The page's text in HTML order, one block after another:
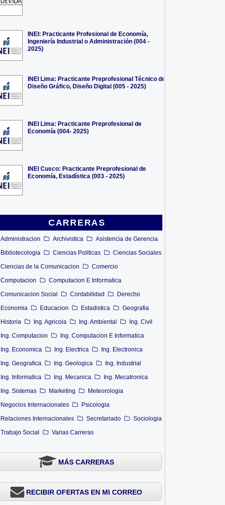
INEI: Practicante Profesional de Economía,
Ingeniería Industrial o Administración (004 -
2025)
INEI Lima: Practicante Preprofesional Técnico de
Diseño Gráfico, Diseño Digital (005 - 2025)
INEI Lima: Practicante Preprofesional de
Economía (004- 2025)
INEI Cusco: Practicante Preprofesional de
Economía, Estadística (003 - 2025)
CARRERAS
Administracion Archivistica
Asistencia de Gerencia
Bibliotecologia
Ciencias Politicas
Ciencias Sociales
Ciencias de la Comunicacion
Comercio
Computacion
Computacion E Informatica
Comunicacion Social
Contabilidad
Derecho
Economia
Educacion Estadistica
Geografia
Historia
Ing. Agricola Ing. Ambiental
Ing. Civil
Ing. Computacion
Ing. Computacion E Informatica
Ing. Economica
Ing. Electrica
Ing. Electronica
Ing. Geografica
Ing. Geologica
Ing. Industrial
Ing. Informatica
Ing. Mecanica
Ing. Mecatronica
Ing. Sistemas
Marketing
Meteorologia
Negocios Internacionales
Psicologia
Relaciones Internacionales
Secretariado
Sociologia
Trabajo Social
Varias Carreras
MÁS CARRERAS
RECIBIR OFERTAS EN MI CORREO